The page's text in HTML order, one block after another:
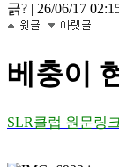
긁? | 26/06/17
베충이
SLR클럽 원문링